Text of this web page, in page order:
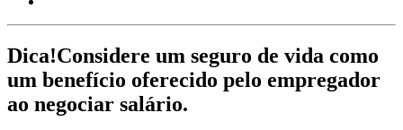
Dica!Considere um seguro de vida como
um benefício oferecido pelo empregador
ao negociar salário.